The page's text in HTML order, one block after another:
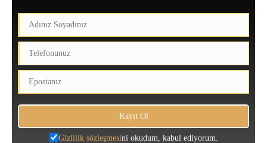
Gizlilik sözleşmesini okudum, kabul ediyorum.